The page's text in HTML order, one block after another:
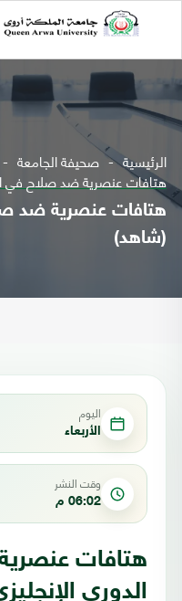
الرئيسية صحيفة الجامعة
هتافات عنصرية ضد صلاح في
هتافات عنصرية ضد
(شاهد)
اليوم
الأربعاء
وقت النشر
06:02 م
هتافات
الدوري